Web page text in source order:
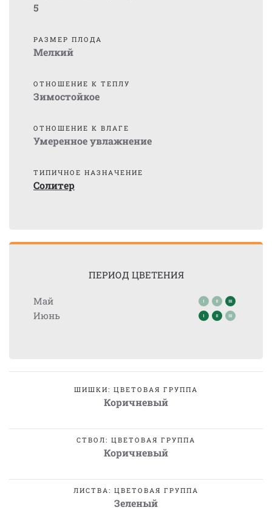
5
РАЗМЕР ПЛОДА
Мелкий
ОТНОШЕНИЕ К ТЕПЛУ
Зимостойкое
ОТНОШЕНИЕ К ВЛАГЕ
Умеренное увлажнение
ТИПИЧНОЕ НАЗНАЧЕНИЕ
Солитер
ПЕРИОД ЦВЕТЕНИЯ
Май
Июнь
ШИШКИ: ЦВЕТОВАЯ ГРУППА
Коричневый
СТВОЛ: ЦВЕТОВАЯ ГРУППА
Коричневый
ЛИСТВА: ЦВЕТОВАЯ ГРУППА
Зеленый